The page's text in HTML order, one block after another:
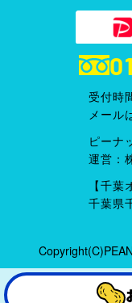
受付時
メール
ピーナ
運営：
【千葉
千葉県